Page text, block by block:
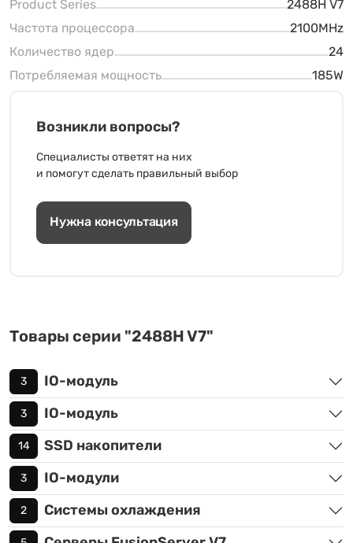
Product Series
2488H V7
Частота процессора
2100MHz
Количество ядер
24
Потребляемая мощность
185W
Возникли вопросы?
Специалисты ответят на них
и помогут сделать правильный выбор
Нужна консультация
Товары серии "2488H V7"
3 IO-модуль
3 IO-модуль
14 SSD накопители
3 IO-модули
2 Системы охлаждения